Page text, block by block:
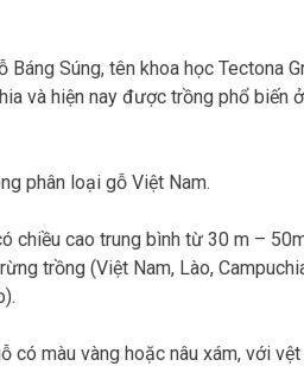
Báng Súng, tên khoa học Tectona
và hiện nay được trồng phổ
phân loại gỗ Việt Nam.
chiều cao trung bình từ 30 m –
trồng (Việt Nam, Lào,
có màu vàng hoặc nâu xám, với